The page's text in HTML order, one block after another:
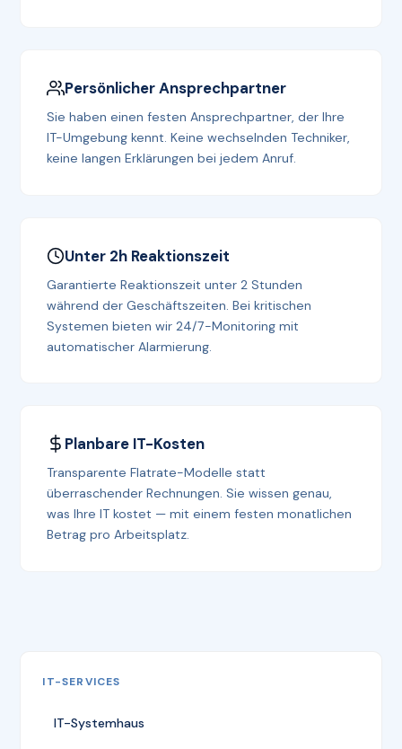
Persönlicher Ansprechpartner
Sie haben einen festen Ansprechpartner, der Ihre
IT-Umgebung kennt. Keine wechselnden Techniker,
keine langen Erklärungen bei jedem Anruf.
Unter 2h Reaktionszeit
Garantierte Reaktionszeit unter 2 Stunden
während der Geschäftszeiten. Bei kritischen
Systemen bieten wir 24/7-Monitoring mit
automatischer Alarmierung.
Planbare IT-Kosten
Transparente Flatrate-Modelle statt
überraschender Rechnungen. Sie wissen genau,
was Ihre IT kostet — mit einem festen monatlichen
Betrag pro Arbeitsplatz.
IT-SERVICES
IT-Systemhaus